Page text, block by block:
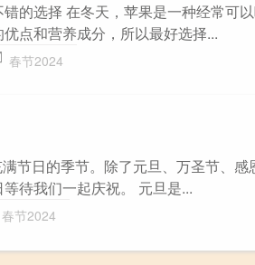
的选择 在冬天，苹果是一种经常可
点和营养成分，所以最好选择...
春节2024
节日的季节。除了元旦、万圣节、
待我们一起庆祝。 元旦是...
春节2024